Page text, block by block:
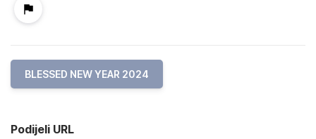
BLESSED NEW YEAR 2024
Podijeli URL